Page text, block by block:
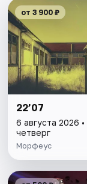
от 3 900 ₽
22’07
6 августа 2026 •
четверг
Морфеус